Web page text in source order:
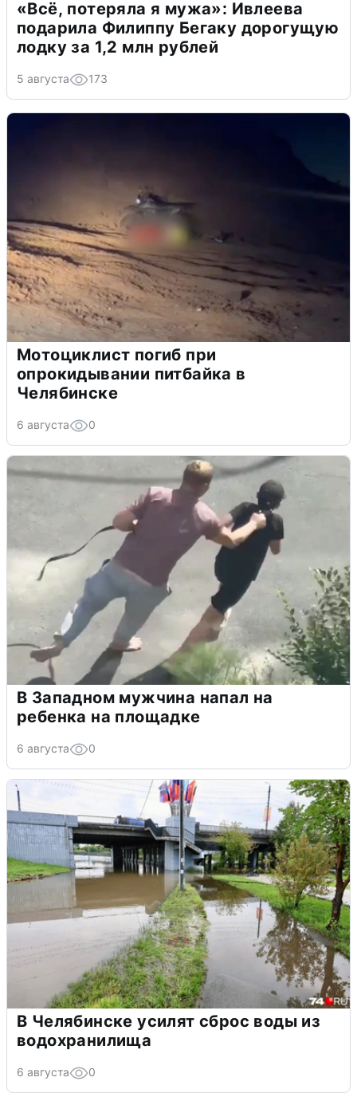
«Всё, потеряла я мужа»: Ивлеева
подарила Филиппу Бегаку дорогущую
лодку за 1,2 млн рублей
5 августа 173
Мотоциклист погиб при
опрокидывании питбайка в
Челябинске
6 августа 0
В Западном мужчина напал на
ребенка на площадке
6 августа 0
В Челябинске усилят сброс воды из
водохранилища
6 августа 0